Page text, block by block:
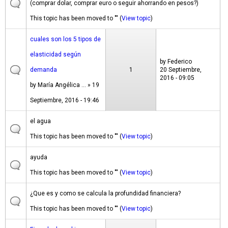
(comprar dolar, comprar euro o seguir ahorrando en pesos?)
This topic has been moved to "" (View topic)
cuales son los 5 tipos de
elasticidad según
demanda
by María Angélica ... » 19
Septiembre, 2016 - 19:46
1
by Federico
20 Septiembre,
2016 - 09:05
el agua
This topic has been moved to "" (View topic)
ayuda
This topic has been moved to "" (View topic)
¿Que es y como se calcula la profundidad financiera?
This topic has been moved to "" (View topic)